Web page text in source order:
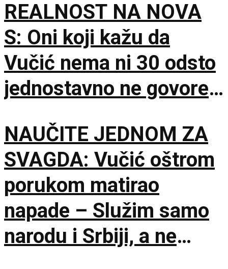
REALNOST NA NOVA
S: Oni koji kažu da
Vučić nema ni 30 odsto
jednostavno ne govore
NAUČITE JEDNOM ZA
SVAGDA: Vučić oštrom
porukom matirao
napade – Služim samo
narodu i Srbiji, a ne